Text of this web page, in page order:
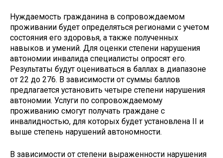
Нуждаемость гражданина в сопровождаемом
проживании будет определяться регионами с учетом
состояния его здоровья, а также полученных
навыков и умений. Для оценки степени нарушения
автономии инвалида специалисты опросят его.
Результаты будут оцениваться в баллах в диапазоне
от 22 до 276. В зависимости от суммы баллов
предлагается установить четыре степени нарушения
автономии. Услуги по сопровождаемому
проживанию смогут получать граждане с
инвалидностью, для которых будет установлена II и
выше степень нарушений автономности.
В зависимости от степени выраженности нарушения